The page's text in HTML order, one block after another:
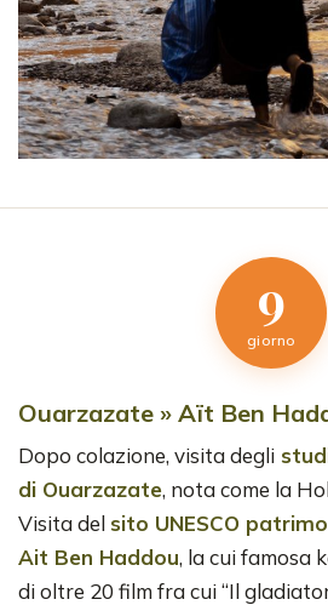
9
giorno
Ouarzazate » Aït Ben
Dopo colazione, visita degli
di Ouarzazate, nota come la
Visita del sito UNESCO
Ait Ben Haddou, la cui famosa
di oltre 20 film fra cui “Il